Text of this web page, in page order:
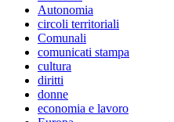
Autonomia
circoli territoriali
Comunali
comunicati stampa
cultura
diritti
donne
economia e lavoro